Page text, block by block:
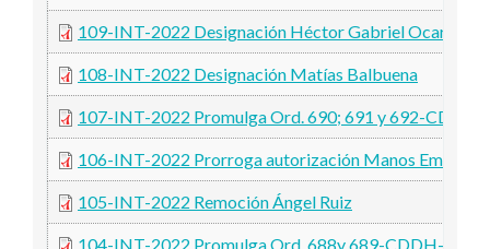
109-INT-2022 Designación Héctor Gabriel Ocare
108-INT-2022 Designación Matías Balbuena
107-INT-2022 Promulga Ord. 690; 691 y 692-CDDH-
106-INT-2022 Prorroga autorización Manos
105-INT-2022 Remoción Ángel Ruiz
104-INT-2022 Promulga Ord. 688y 689-CDDH-2022